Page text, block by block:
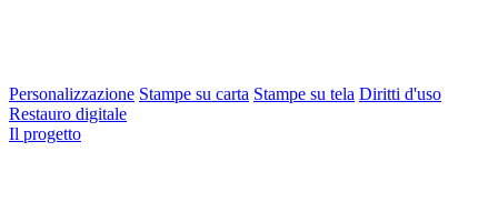
Personalizzazione Stampe su carta Stampe su tela Diritti d'uso
Restauro digitale
Il progetto